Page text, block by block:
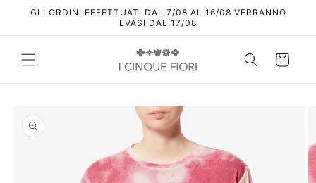
direttamente
GLI ORDINI EFFETTUATI DAL 7/08 AL 16/08 VERRANNO
EVASI DAL 17/08
Carrello
informazioni
sul prodotto